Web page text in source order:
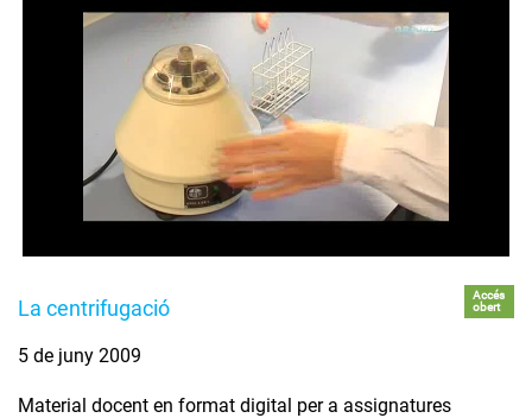
La centrifugació
Accés
obert
5 de juny 2009
Material docent en format digital per a assignatures